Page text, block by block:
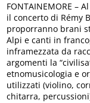
FONTAINEMORE –
il concerto di Rémy
proporranno brani
Alpi e canti in
inframezzata da
argomenti la
etnomusicologia e
utilizzati (violino,
chitarra,